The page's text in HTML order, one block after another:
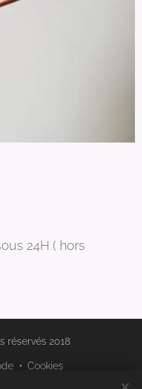
24H ( hors
réservés 2018
Cookies